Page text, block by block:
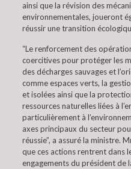
ainsi que la révision des
environnementales, joueront
réussir une transition
“Le renforcement des
coercitives pour protéger les
des décharges sauvages et
comme espaces verts, la
et isolées ainsi que la
ressources naturelles liées à
particulièrement à
axes principaux du secteur
réussie”, a assuré la ministre.
que ces actions rentrent dans
engagements du président de